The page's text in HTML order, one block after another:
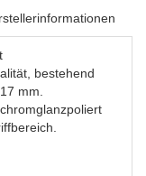
bestehend
mm.